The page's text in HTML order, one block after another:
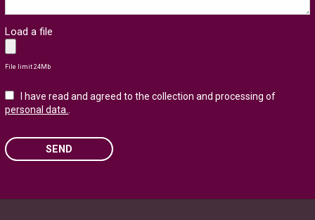
Load a file
File limit 24Mb
I have read and agreed to the collection and processing of
personal data.
SEND